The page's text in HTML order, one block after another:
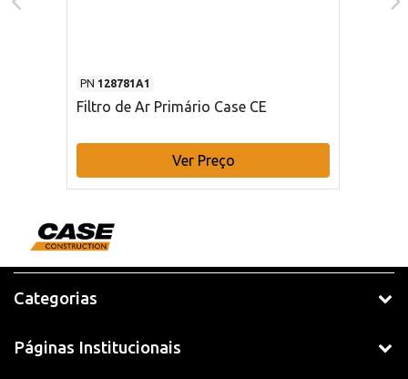
PN 128781A1
Filtro de Ar Primário Case CE
Ver Preço
Categorias
Páginas Institucionais